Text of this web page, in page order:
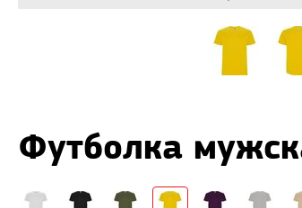
Футболка